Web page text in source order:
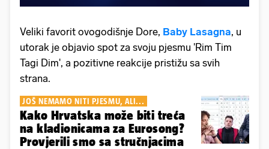
Veliki favorit ovogodišnje Dore, Baby Lasagna, u
utorak je objavio spot za svoju pjesmu 'Rim Tim
Tagi Dim', a pozitivne reakcije pristižu sa svih
strana.
JOŠ NEMAMO NITI PJESMU, ALI...
Kako Hrvatska može biti treća
na kladionicama za Eurosong?
Provjerili smo sa stručnjacima